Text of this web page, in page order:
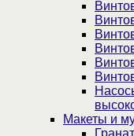
Макеты и